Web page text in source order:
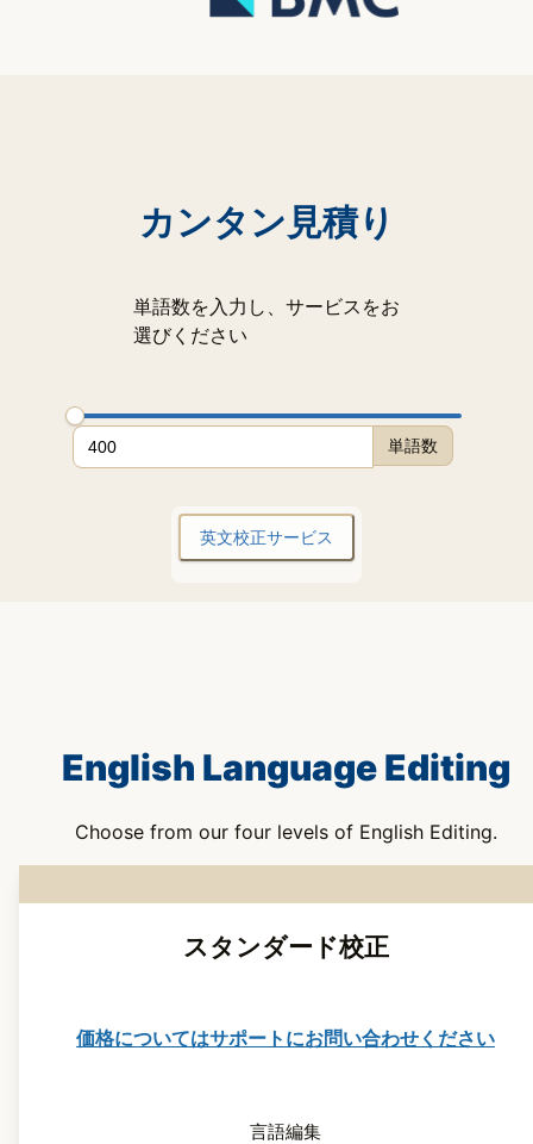
カンタン見積り
単語数を入力し、サービスをお
選びください
単語数
英文校正サービス
English Language Editing
Choose from our four levels of English Editing.
スタンダード校正
価格についてはサポートにお問い合わせください
言語編集